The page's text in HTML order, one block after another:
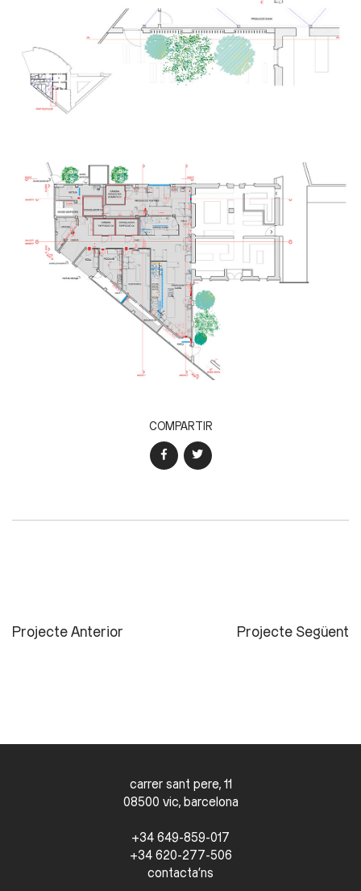
COMPARTIR
Projecte Anterior Projecte Següent
carrer sant pere, 11
08500 vic, barcelona
+34 649-859-017
+34 620-277-506
contacta'ns